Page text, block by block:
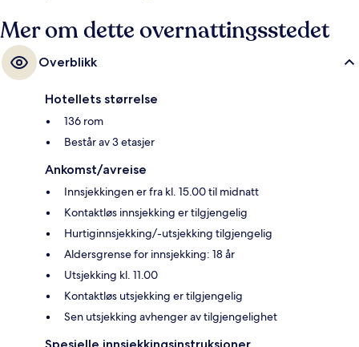
Mer om dette overnattingsstedet
Overblikk
Hotellets størrelse
136 rom
Består av 3 etasjer
Ankomst/avreise
Innsjekkingen er fra kl. 15.00 til midnatt
Kontaktløs innsjekking er tilgjengelig
Hurtiginnsjekking/-utsjekking tilgjengelig
Aldersgrense for innsjekking: 18 år
Utsjekking kl. 11.00
Kontaktløs utsjekking er tilgjengelig
Sen utsjekking avhenger av tilgjengelighet